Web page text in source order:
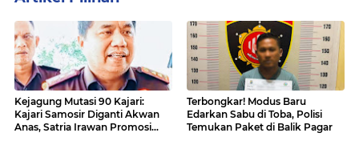
Kejagung Mutasi 90 Kajari:
Kajari Samosir Diganti Akwan
Anas, Satria Irawan Promosi
Terbongkar! Modus Baru
Edarkan Sabu di Toba, Polisi
Temukan Paket di Balik Pagar